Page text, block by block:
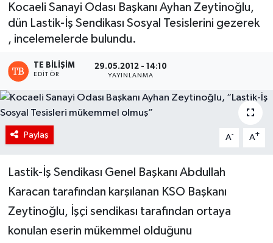
Kocaeli Sanayi Odası Başkanı Ayhan Zeytinoğlu,
dün Lastik-İş Sendikası Sosyal Tesislerini gezerek
, incelemelerde bulundu.
TE BILIŞIM
EDITÖR
29.05.2012 - 14:10
YAYINLANMA
Paylaş A- A+
Lastik-İş Sendikası Genel Başkanı Abdullah
Karacan tarafından karşılanan KSO Başkanı
Zeytinoğlu, İşçi sendikası tarafından ortaya
konulan eserin mükemmel olduğunu